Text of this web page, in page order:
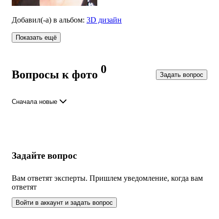
Добавил(-а) в альбом: 3D дизайн
Показать ещё
Вопросы к фото 0 Задать вопрос
Сначала новые
Задайте вопрос
Вам ответят эксперты. Пришлем уведомление, когда вам
ответят
Войти в аккаунт и задать вопрос